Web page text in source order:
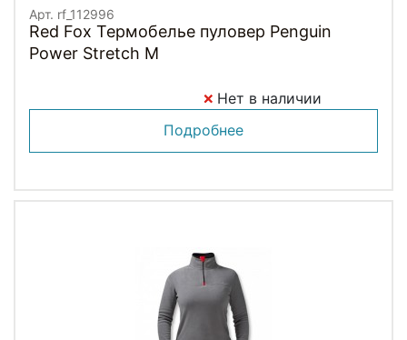
Арт. rf_112996
Red Fox Термобелье пуловер Penguin
Power Stretch M
Нет в наличии
Подробнее